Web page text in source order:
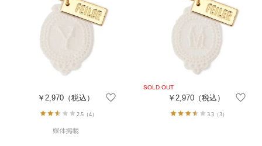
￥2,970 （税込）
2.5 （4）
￥2,970（税込）
3.3（3）